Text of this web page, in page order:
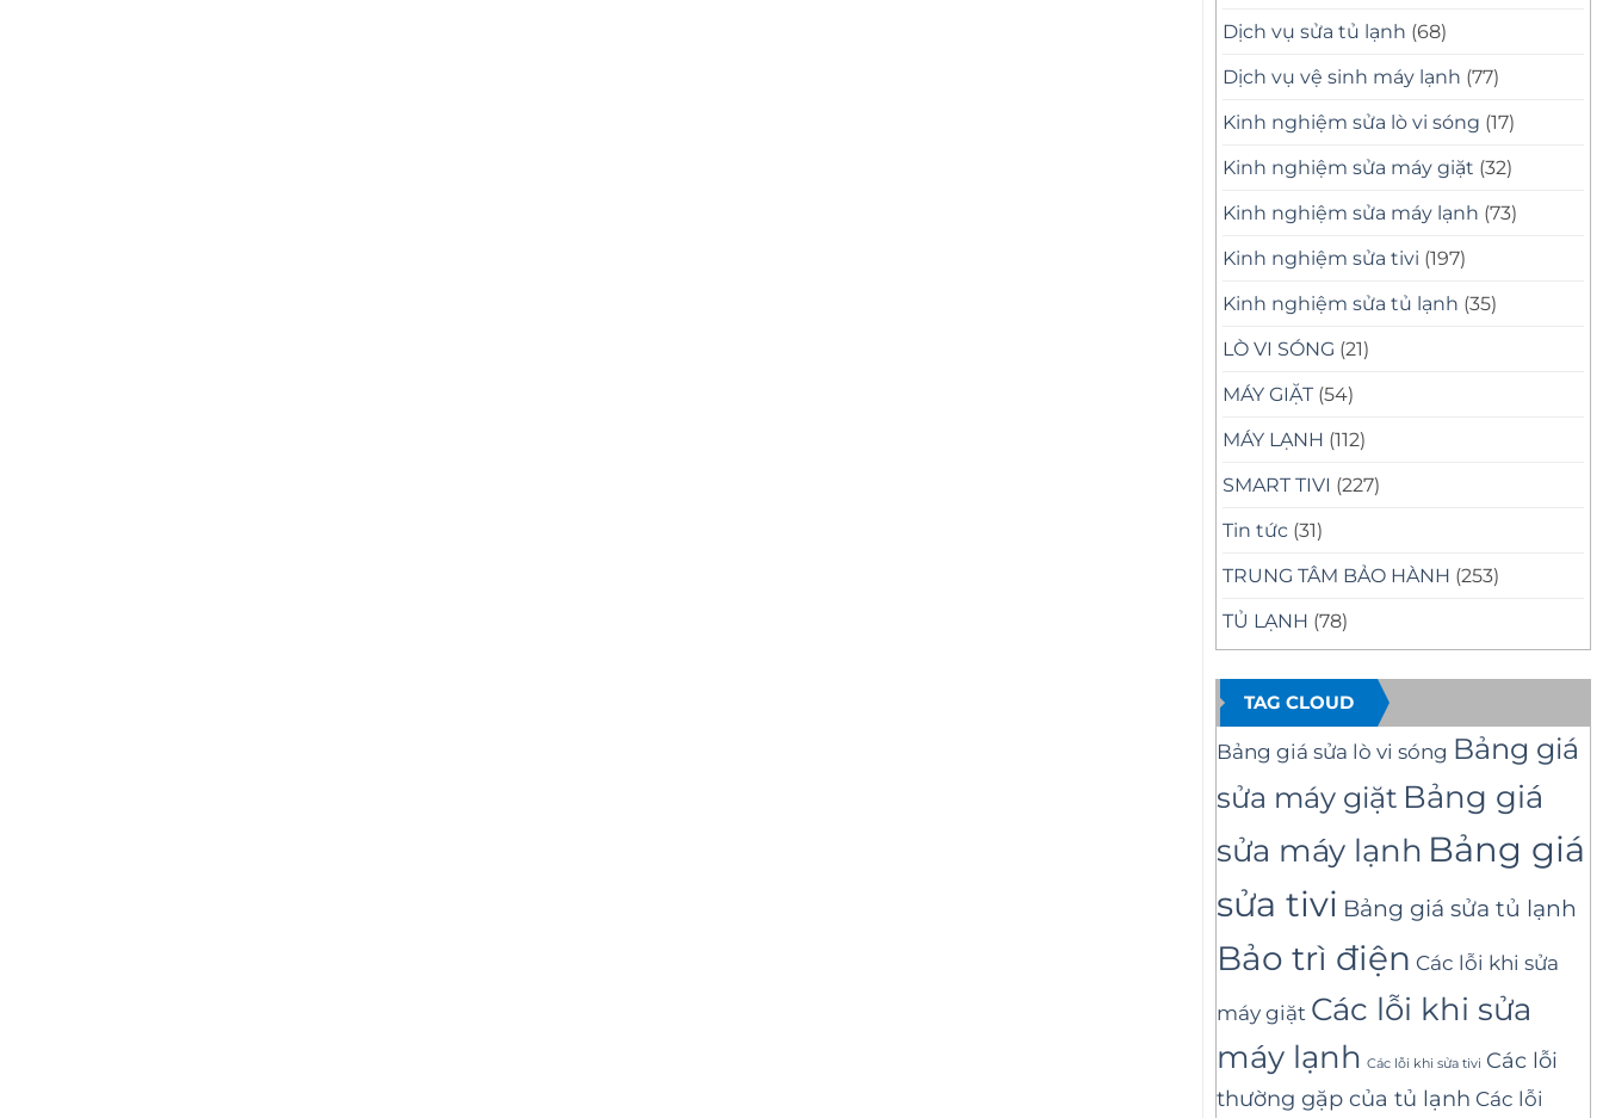
Dịch vụ sửa tủ lạnh (68)
Dịch vụ vệ sinh máy lạnh (77)
Kinh nghiệm sửa lò vi sóng (17)
Kinh nghiệm sửa máy giặt (32)
Kinh nghiệm sửa máy lạnh (73)
Kinh nghiệm sửa tivi (197)
Kinh nghiệm sửa tủ lạnh (35)
LÒ VI SÓNG (21)
MÁY GIẶT (54)
MÁY LẠNH (112)
SMART TIVI (227)
Tin tức (31)
TRUNG TÂM BẢO HÀNH (253)
TỦ LẠNH (78)
TAG CLOUD
Bảng giá sửa lò vi sóng Bảng giá
sửa máy giặt Bảng giá
sửa máy lạnh Bảng giá
sửa tivi Bảng giá sửa tủ lạnh
Bảo trì điện Các lỗi khi sửa
máy giặt Các lỗi khi sửa
máy lạnh Các lỗi khi sửa tivi Các lỗi
thường gặp của tủ lạnh Các lỗi